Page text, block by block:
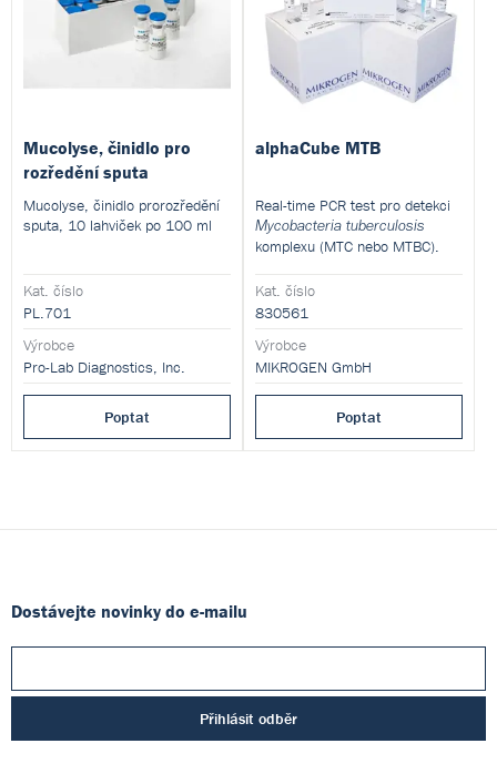
Mucolyse, činidlo pro
rozředění sputa
Mucolyse, činidlo prorozředění
sputa, 10 lahviček po 100 ml
Kat. číslo
PL.701
Výrobce
Pro-Lab Diagnostics, Inc.
Poptat
alphaCube MTB
Real-time PCR test pro detekci
Mycobacteria tuberculosis
komplexu (MTC nebo MTBC).
Kat. číslo
830561
Výrobce
MIKROGEN GmbH
Poptat
Dostávejte novinky do e-mailu
Přihlásit odběr